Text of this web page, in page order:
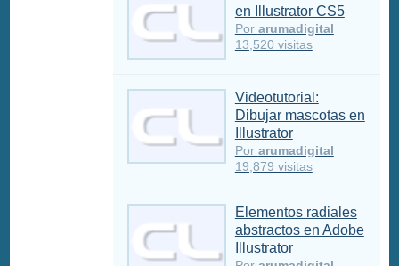
en Illustrator CS5
Por arumadigital
13,520 visitas
Videotutorial:
Dibujar mascotas en
Illustrator
Por arumadigital
19,879 visitas
Elementos radiales
abstractos en Adobe
Illustrator